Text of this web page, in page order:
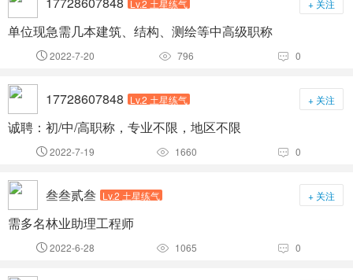
Lv.2 土星练气 + 关注
单位现急需几本建筑、结构、测绘等中高级职称
 2022-7-20  796  0
17728607848 Lv.2 土星练气 + 关注
诚聘：初/中/高职称，专业不限，地区不限
 2022-7-19  1660  0
叁叁贰叁 Lv.2 土星练气 + 关注
需多名林业助理工程师
 2022-6-28  1065  0